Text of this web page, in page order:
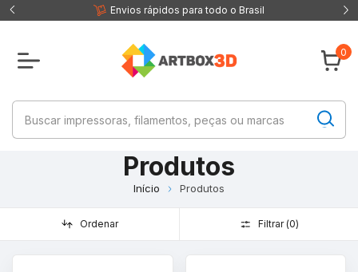
Envios rápidos para todo o Brasil
0
Produtos
Início Produtos
Ordenar Filtrar (0)